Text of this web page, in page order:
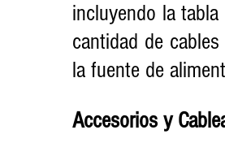
incluyendo la
cantidad de
la fuente de
Accesorios y